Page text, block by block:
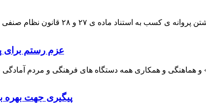
عزم رستم برای
پیگیری جهت بهره